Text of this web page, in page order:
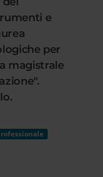
e
per
magistrale